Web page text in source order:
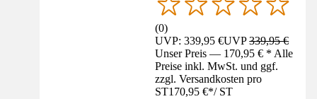
(0)
UVP: 339,95 €UVP339,95 €
Unser Preis — 170,95 € * Alle
Preise inkl. MwSt. und ggf.
zzgl. Versandkosten pro
ST170,95 €*/ ST